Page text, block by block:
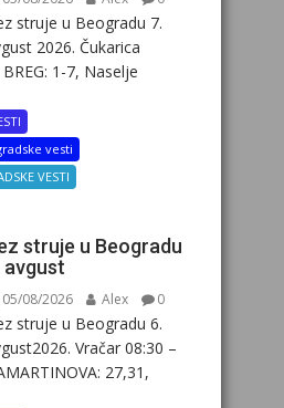
struje u Beogradu 7.
2026. Čukarica
1-7, Naselje
vesti
VESTI
struje u Beogradu
avgust
05/08/2026 Alex 0
struje u Beogradu 6.
Vračar 08:30 –
27,31,